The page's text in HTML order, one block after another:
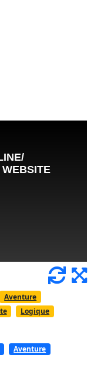
Aventure
Logique
Aventure